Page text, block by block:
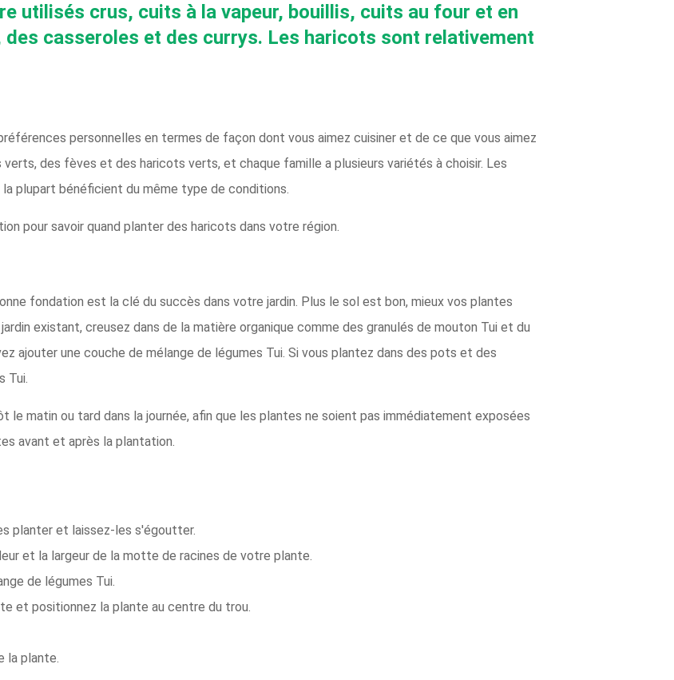
utilisés crus, cuits à la vapeur, bouillis, cuits au four et en
des casseroles et des currys. Les haricots sont relativement
personnelles en termes de façon dont vous aimez cuisiner et de ce que vous aimez
des fèves et des haricots verts, et chaque famille a plusieurs variétés à choisir. Les
plupart bénéficient du même type de conditions.
pour savoir quand planter des haricots dans votre région.
fondation est la clé du succès dans votre jardin. Plus le sol est bon, mieux vos plantes
existant, creusez dans de la matière organique comme des granulés de mouton Tui et du
ajouter une couche de mélange de légumes Tui. Si vous plantez dans des pots et des
Tui.
matin ou tard dans la journée, afin que les plantes ne soient pas immédiatement exposées
avant et après la plantation.
planter et laissez-les s'égoutter.
et la largeur de la motte de racines de votre plante.
de légumes Tui.
et positionnez la plante au centre du trou.
la plante.